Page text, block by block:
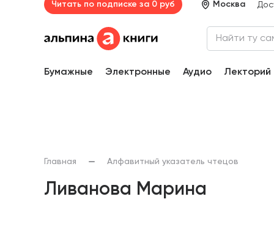
Читать по подписке за 0 руб Москва
Бумажные Электронные Аудио Лекторий
Главная Алфавитный указатель чтецов
Ливанова Марина